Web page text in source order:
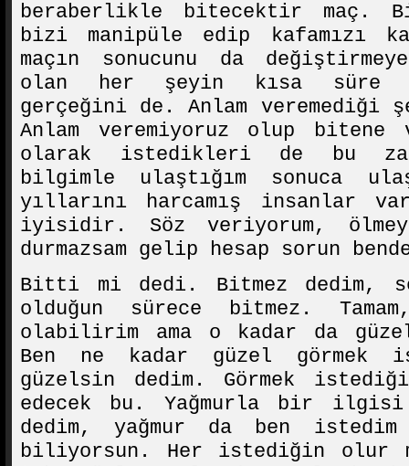
beraberlikle bitecektir
bizi manipüle edip kafamızı
maçın sonucunu da
olan her şeyin kısa süre
gerçeğini de. Anlam veremediği
Anlam veremiyoruz olup bitene
olarak istedikleri de bu
bilgimle ulaştığım sonuca
yıllarını harcamış insanlar
iyisidir. Söz veriyorum,
durmazsam gelip hesap sorun
Bitti mi dedi. Bitmez dedim,
olduğun sürece bitmez.
olabilirim ama o kadar da
Ben ne kadar güzel görmek
güzelsin dedim. Görmek
edecek bu. Yağmurla bir
dedim, yağmur da ben
biliyorsun. Her istediğin olur